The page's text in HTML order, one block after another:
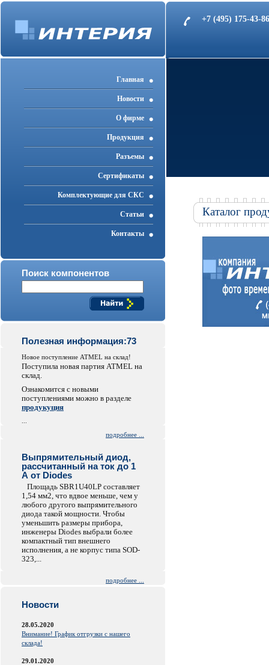
+7 (495) 175-43-
Главная
Новости
О фирме
Продукция
Разъемы
Cертификаты
Комплектующие для СКС
Статьи
Контакты
Поиск компонентов
Полезная информация:73
Новое поступление ATMEL на склад!
Поступила новая партия ATMEL на
склад.
Ознакомится с новыми
поступлениями можно в разделе
продукуция
подробнее ...
Выпрямительный диод,
рассчитанный на ток до 1
А от Diodes
Площадь SBR1U40LP составляет
1,54 мм2, что вдвое меньше, чем у
любого другого выпрямительного
диода такой мощности. Чтобы
уменьшить размеры прибора,
инженеры Diodes выбрали более
компактный тип внешнего
исполнения, а не корпус типа SOD-
323,...
подробнее ...
Новости
28.05.2020
Внимание! График отгрузки с нашего
склада!
29.01.2020
Каталог